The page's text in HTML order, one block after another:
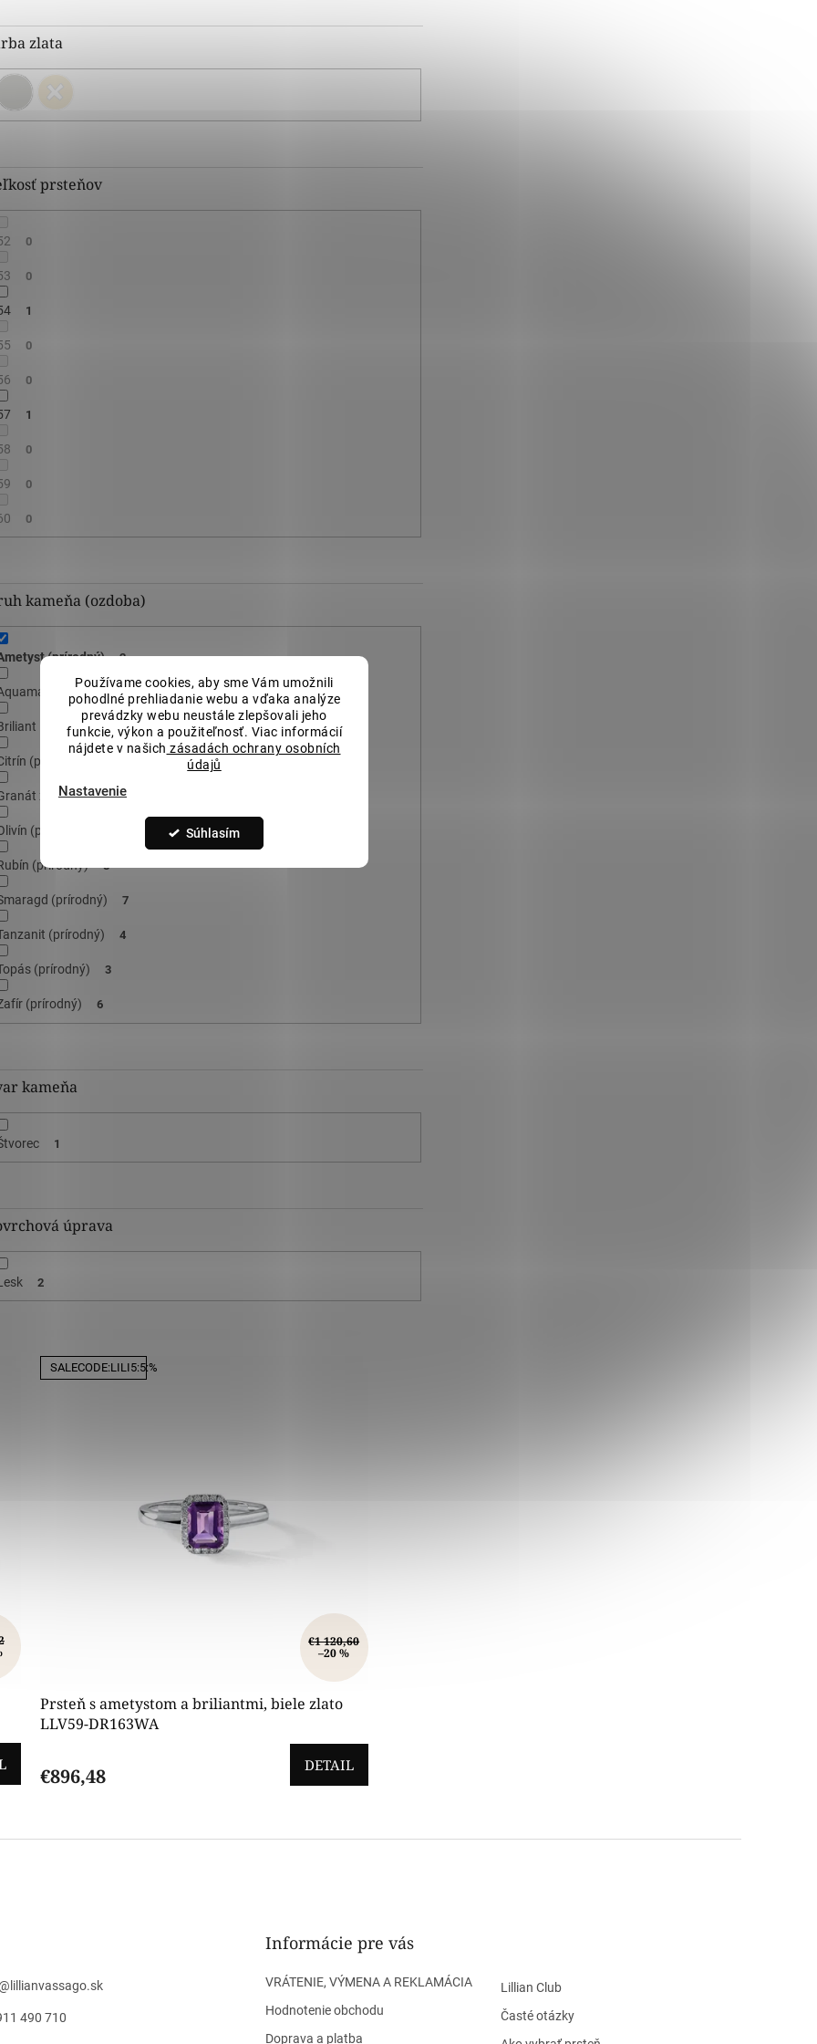
Používame cookies, aby sme Vám umožnili
pohodlné prehliadanie webu a vďaka analýze
prevádzky webu neustále zlepšovali jeho
funkcie, výkon a použiteľnosť. Viac informácií
nájdete v našich zásadách ochrany osobních
údajů
Nastavenie
Súhlasím
zlata
prsteňov
0
0
1
0
0
1
0
0
0
kameňa (ozdoba)
(prírodný) 2
(prírodný)
(prírodný)
zelený (prírodný)
(prírodný)
(prírodný) 8
(prírodný) 7
(prírodný) 4
(prírodný) 3
(prírodný) 6
kameňa
1
úprava
2
SALECODE:LILI5:5:%
€1 120,60
–20 %
Prsteň s ametystom a briliantmi, biele zlato
LLV59-DR163WA
€896,48 DETAIL
v
lillianvassago.sk
490 710
Informácie pre vás
VRÁTENIE, VÝMENA A REKLAMÁCIA
Hodnotenie obchodu
Doprava a platba
Lillian Club
Časté otázky